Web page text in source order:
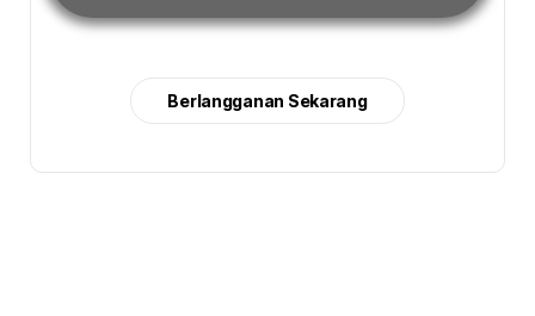
Berlangganan Sekarang